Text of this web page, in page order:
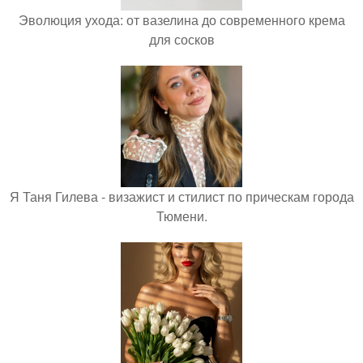
Эволюция ухода: от вазелина до современного крема
для сосков
Я Таня Гилева - визажист и стилист по прическам города
Тюмени.